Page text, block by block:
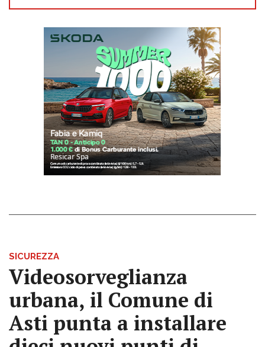
SICUREZZA
Videosorveglianza
urbana, il Comune di
Asti punta a installare